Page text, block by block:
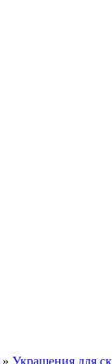
» Украшения для